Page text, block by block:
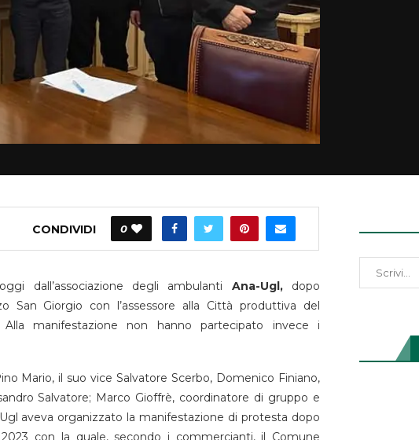
CONDIVIDI 0
dall’associazione degli ambulanti Ana-Ugl,dopo
San Giorgio con l’assessore alla Città produttiva del
Alla manifestazione non hanno partecipato invece i
Mario, il suo vice Salvatore Scerbo, Domenico Finiano,
Salvatore; Marco Gioffrè, coordinatore di gruppo e
aveva organizzato la manifestazione di protesta dopo
con la quale, secondo i commercianti, il Comune